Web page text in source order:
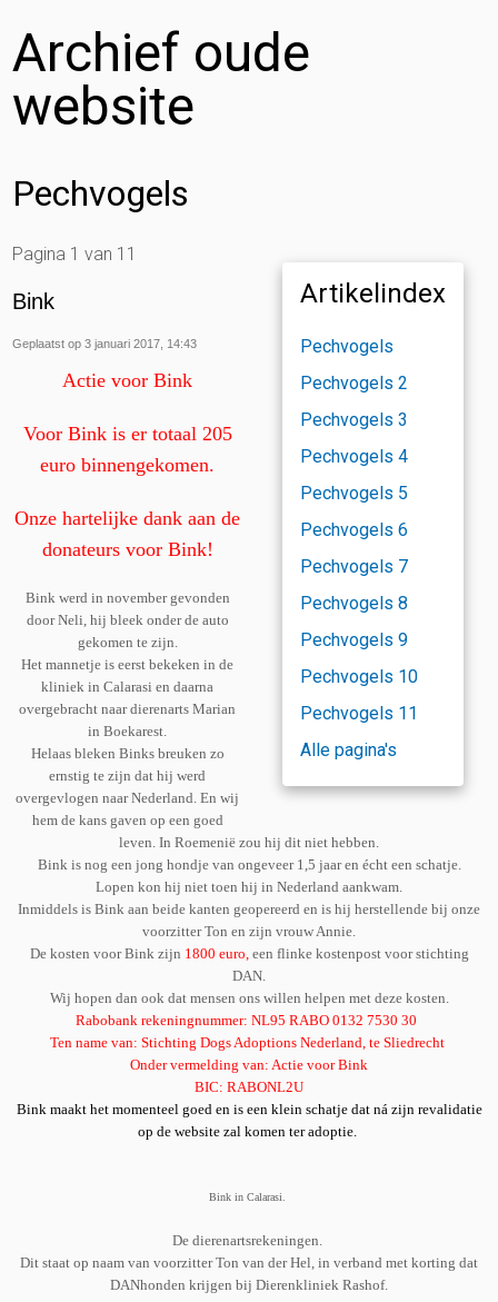
Archief oude
website
Pechvogels
Artikelindex
Pechvogels
Pechvogels 2
Pechvogels 3
Pechvogels 4
Pechvogels 5
Pechvogels 6
Pechvogels 7
Pechvogels 8
Pechvogels 9
Pechvogels 10
Pechvogels 11
Alle pagina's
Pagina 1 van 11
Bink
Geplaatst op 3 januari 2017, 14:43
Actie voor Bink
Voor Bink is er totaal 205
euro binnengekomen.
Onze hartelijke dank aan de
donateurs voor Bink!
Bink werd in november gevonden
door Neli, hij bleek onder de auto
gekomen te zijn.
Het mannetje is eerst bekeken in de
kliniek in Calarasi en daarna
overgebracht naar dierenarts Marian
in Boekarest.
Helaas bleken Binks breuken zo
ernstig te zijn dat hij werd
overgevlogen naar Nederland. En wij
hem de kans gaven op een goed
leven. In Roemenië zou hij dit niet hebben.
Bink is nog een jong hondje van ongeveer 1,5 jaar en écht een schatje.
Lopen kon hij niet toen hij in Nederland aankwam.
Inmiddels is Bink aan beide kanten geopereerd en is hij herstellende bij onze
voorzitter Ton en zijn vrouw Annie.
De kosten voor Bink zijn 1800 euro, een flinke kostenpost voor stichting
DAN.
Wij hopen dan ook dat mensen ons willen helpen met deze kosten.
Rabobank rekeningnummer: NL95 RABO 0132 7530 30
Ten name van: Stichting Dogs Adoptions Nederland, te Sliedrecht
Onder vermelding van: Actie voor Bink
BIC: RABONL2U
Bink maakt het momenteel goed en is een klein schatje dat ná zijn revalidatie
op de website zal komen ter adoptie.
Bink in Calarasi.
De dierenartsrekeningen.
Dit staat op naam van voorzitter Ton van der Hel, in verband met korting dat
DANhonden krijgen bij Dierenkliniek Rashof.